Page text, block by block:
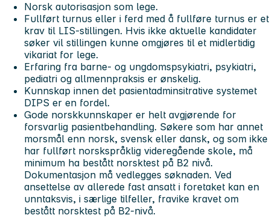
Norsk autorisasjon som lege.
Fullført turnus eller i ferd med å fullføre turnus er et
krav til LIS-stillingen. Hvis ikke aktuelle kandidater
søker vil stillingen kunne omgjøres til et midlertidig
vikariat for lege.
Erfaring fra barne- og ungdomspsykiatri, psykiatri,
pediatri og allmennpraksis er ønskelig.
Kunnskap innen det pasientadminsitrative systemet
DIPS er en fordel.
Gode norskkunnskaper er helt avgjørende for
forsvarlig pasientbehandling. Søkere som har annet
morsmål enn norsk, svensk eller dansk, og som ikke
har fullført norskspråklig videregående skole, må
minimum ha bestått norsktest på B2 nivå.
Dokumentasjon må vedlegges søknaden. Ved
ansettelse av allerede fast ansatt i foretaket kan en
unntaksvis, i særlige tilfeller, fravike kravet om
bestått norsktest på B2-nivå.